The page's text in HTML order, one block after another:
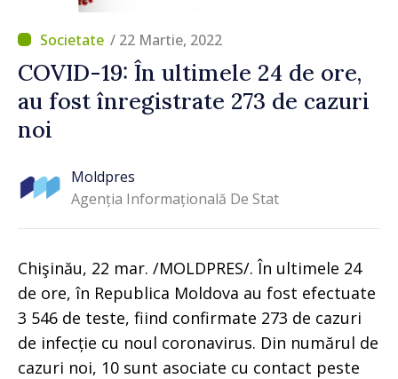
/ 22 Martie, 2022
COVID-19: În ultimele 24 de ore,
au fost înregistrate 273 de cazuri
noi
Moldpres
Agenția Informațională De Stat
Chişinău, 22 mar. /MOLDPRES/. În ultimele 24
de ore, în Republica Moldova au fost efectuate
3 546 de teste, fiind confirmate 273 de cazuri
de infecție cu noul coronavirus. Din numărul de
cazuri noi, 10 sunt asociate cu contact peste